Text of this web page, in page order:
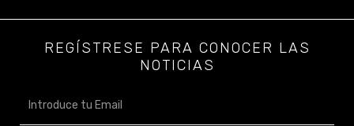
REGÍSTRESE PARA CONOCER LAS
NOTICIAS